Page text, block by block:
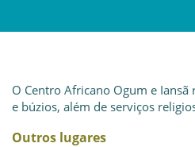
O Centro Africano Ogum e Iansã
e búzios, além de serviços
Outros lugares